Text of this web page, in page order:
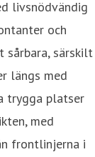
livsnödvändig
och
särskilt
längs med
trygga platser
med
frontlinjerna i